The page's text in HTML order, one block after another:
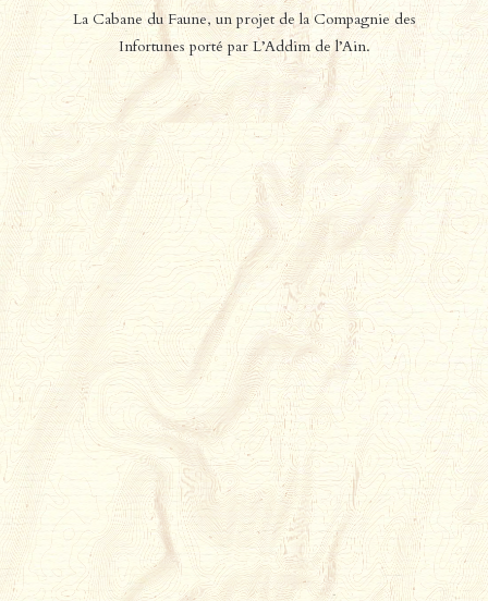
la programmation du
Festival d’Ambronay –
Centre Culturel de …
Lire la suite
La Cabane du Faune, un projet de la Compagnie des
Infortunes porté par L’Addim de l’Ain.